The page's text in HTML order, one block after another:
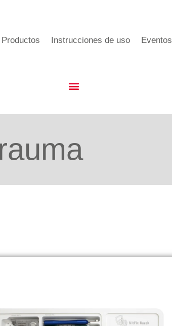
Productos Instrucciones de uso Eventos